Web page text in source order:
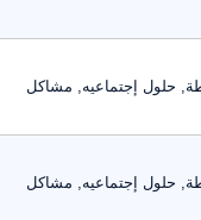
حلول إجتماعيه, مشاكل
حلول إجتماعيه, مشاكل